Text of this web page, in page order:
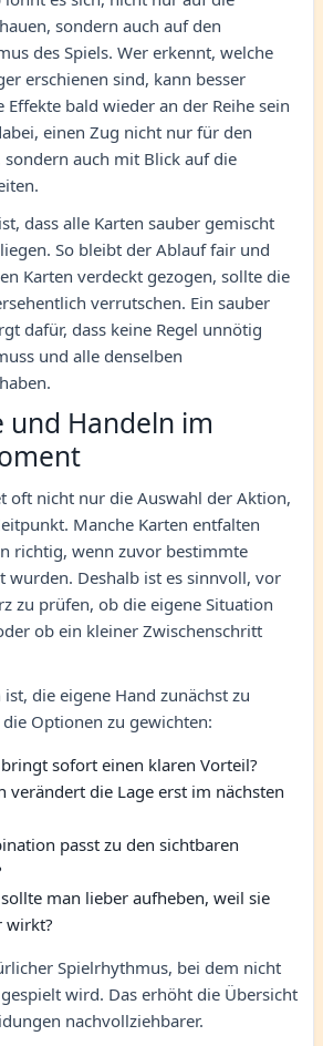
sondern auch auf den
des Spiels. Wer erkennt, welche
erschienen sind, kann besser
Effekte bald wieder an der Reihe sein
einen Zug nicht nur für den
auch mit Blick auf die
dass alle Karten sauber gemischt
So bleibt der Ablauf fair und
Karten verdeckt gezogen, sollte die
verrutschen. Ein sauber
dafür, dass keine Regel unnötig
und alle denselben
und Handeln im
oft nicht nur die Auswahl der Aktion,
Manche Karten entfalten
richtig, wenn zuvor bestimmte
wurden. Deshalb ist es sinnvoll, vor
zu prüfen, ob die eigene Situation
ob ein kleiner Zwischenschritt
die eigene Hand zunächst zu
Optionen zu gewichten:
sofort einen klaren Vorteil?
verändert die Lage erst im nächsten
passt zu den sichtbaren
man lieber aufheben, weil sie
wirkt?
Spielrhythmus, bei dem nicht
wird. Das erhöht die Übersicht
nachvollziehbarer.